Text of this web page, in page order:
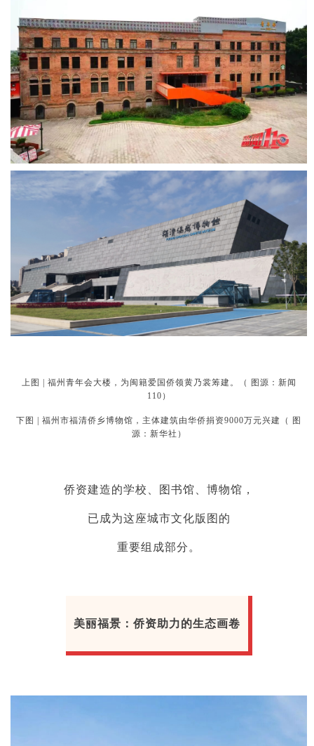
上图 | 福州青年会大楼，为闽籍爱国侨领黄乃裳筹建。（ 图源：新闻
110）
下图 | 福州市福清侨乡博物馆，主体建筑由华侨捐资9000万元兴建（ 图
源：新华社）
侨资建造的学校、图书馆、博物馆，
已成为这座城市文化版图的
重要组成部分。
美丽福景：侨资助力的生态画卷